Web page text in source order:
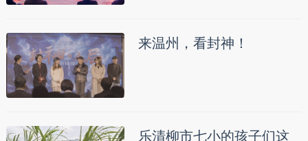
来温州，看封神！
乐清柳市七小的孩子们这